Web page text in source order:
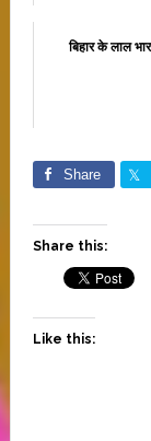
बिहार के लाल
Share
Share this:
Like this: